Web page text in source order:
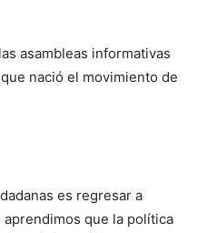
asambleas informativas
nació el movimiento de
es regresar a
que la política